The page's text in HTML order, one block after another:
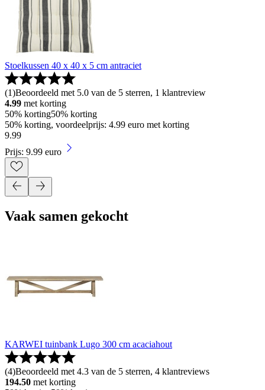
Stoelkussen 40 x 40 x 5 cm antraciet
(1)Beoordeeld met 5.0 van de 5 sterren, 1 klantreview
4.99 met korting
50% korting50% korting
50% korting, voordeelprijs: 4.99 euro met korting
9.99
Prijs: 9.99 euro
Vaak samen gekocht
KARWEI tuinbank Lugo 300 cm acaciahout
(4)Beoordeeld met 4.3 van de 5 sterren, 4 klantreviews
194.50 met korting